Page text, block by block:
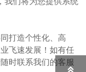
打造个性化、高
飞速发展！如有任
时联系我们的客服
